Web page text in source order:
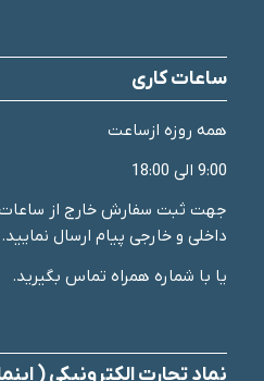
ساعات کاری
همه روزه ازساعت
9:00 الی 18:00
جهت ثبت سفارش خارج از ساعات
داخلی و خارجی پیام ارسال نمایید.
یا با شماره همراه تماس بگیرید.
نماد تجارت الکترونیکی (